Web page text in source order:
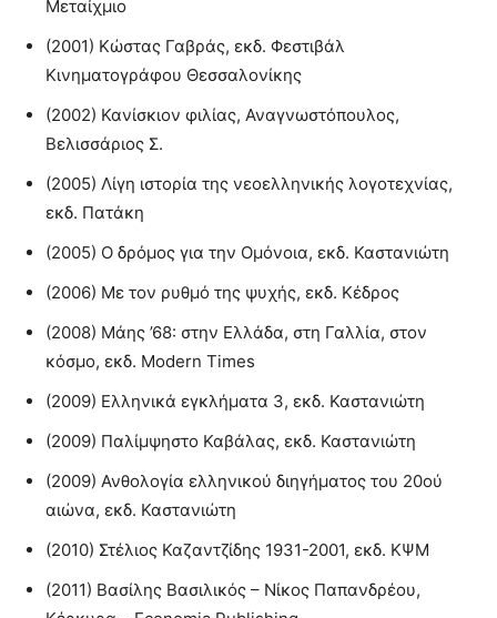
Μεταίχμιο
(2001) Κώστας Γαβράς, εκδ. Φεστιβάλ
Κινηματογράφου Θεσσαλονίκης
(2002) Κανίσκιον φιλίας, Αναγνωστόπουλος,
Βελισσάριος Σ.
(2005) Λίγη ιστορία της νεοελληνικής λογοτεχνίας,
εκδ. Πατάκη
(2005) Ο δρόμος για την Ομόνοια, εκδ. Καστανιώτη
(2006) Με τον ρυθμό της ψυχής, εκδ. Κέδρος
(2008) Μάης ’68: στην Ελλάδα, στη Γαλλία, στον
κόσμο, εκδ. Modern Times
(2009) Ελληνικά εγκλήματα 3, εκδ. Καστανιώτη
(2009) Παλίμψηστο Καβάλας, εκδ. Καστανιώτη
(2009) Ανθολογία ελληνικού διηγήματος του 20ού
αιώνα, εκδ. Καστανιώτη
(2010) Στέλιος Καζαντζίδης 1931-2001, εκδ. ΚΨΜ
(2011) Βασίλης Βασιλικός – Νίκος Παπανδρέου,